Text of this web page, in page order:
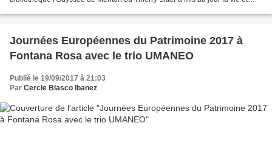
Journées Européennes du Patrimoine 2017 à
Fontana Rosa avec le trio UMANEO
Publié le 19/09/2017 à 21:03
Par Cercle Blasco Ibanez